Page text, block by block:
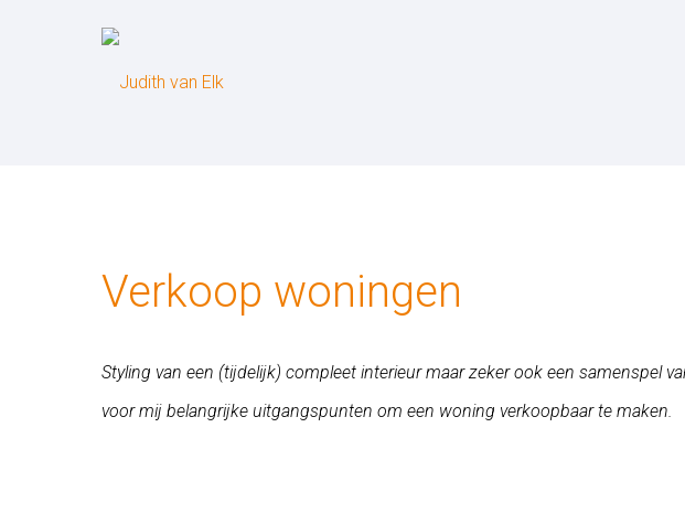
Verkoop woningen
Styling van een (tijdelijk) compleet interieur maar zeker ook een samenspel
voor mij belangrijke uitgangspunten om een woning verkoopbaar te maken.